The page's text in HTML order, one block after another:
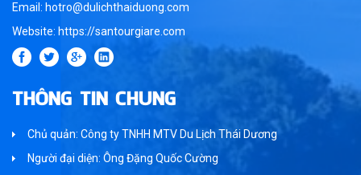
Email: hotro@dulichthaiduong.com
Website: https://santourgiare.com
THÔNG TIN CHUNG
Chủ quản: Công ty TNHH MTV Du Lịch Thái Dương
Người đại diện: Ông Đặng Quốc Cường